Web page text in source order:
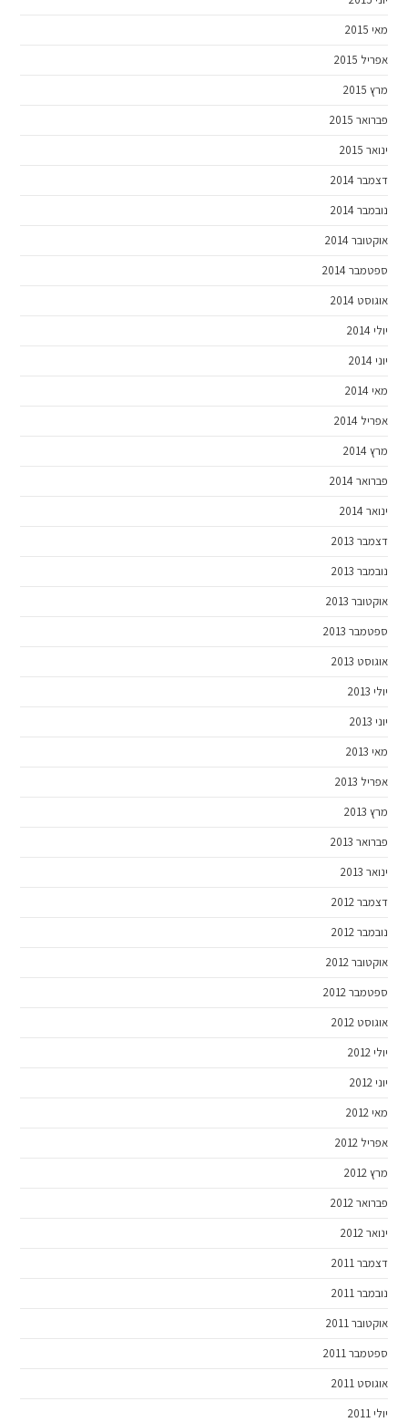
מאי 2015
אפריל 2015
מרץ 2015
פברואר 2015
ינואר 2015
דצמבר 2014
נובמבר 2014
אוקטובר 2014
ספטמבר 2014
אוגוסט 2014
יולי 2014
יוני 2014
מאי 2014
אפריל 2014
מרץ 2014
פברואר 2014
ינואר 2014
דצמבר 2013
נובמבר 2013
אוקטובר 2013
ספטמבר 2013
אוגוסט 2013
יולי 2013
יוני 2013
מאי 2013
אפריל 2013
מרץ 2013
פברואר 2013
ינואר 2013
דצמבר 2012
נובמבר 2012
אוקטובר 2012
ספטמבר 2012
אוגוסט 2012
יולי 2012
יוני 2012
מאי 2012
אפריל 2012
מרץ 2012
פברואר 2012
ינואר 2012
דצמבר 2011
נובמבר 2011
אוקטובר 2011
ספטמבר 2011
אוגוסט 2011
יולי 2011